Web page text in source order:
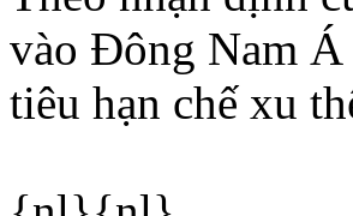
vào Ðông Nam Á
tiêu hạn chế xu